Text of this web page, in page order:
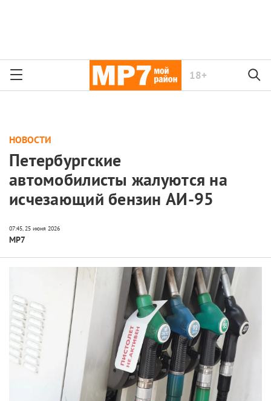
18+
НОВОСТИ
Петербургские
автомобилисты жалуются на
исчезающий бензин АИ-95
МР7